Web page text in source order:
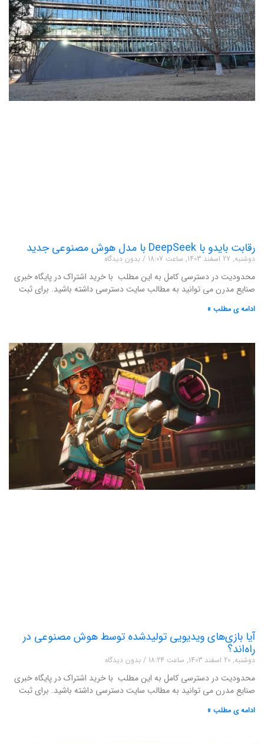
رقابت بایدو با DeepSeek با مدل هوش مصنوعی جدید
دوشنبه, 27 اسفند 1403, ساعت 18:07 بدون دیدگاه
محدودیت در دسترسی کامل به این مطلب با خرید اشتراک در پایگاه خبری
صنایع مدرن می توانید به مطالب سایت دسترسی داشته باشید. برای ثبت
ادامه ی مطلب »
آیا بازی‌های ویدیویی تولیدشده توسط هوش مصنوعی در
راه‌اند؟
دوشنبه, 20 اسفند 1403, ساعت 18:24 بدون دیدگاه
محدودیت در دسترسی کامل به این مطلب با خرید اشتراک در پایگاه خبری
صنایع مدرن می توانید به مطالب سایت دسترسی داشته باشید. برای ثبت
ادامه ی مطلب »